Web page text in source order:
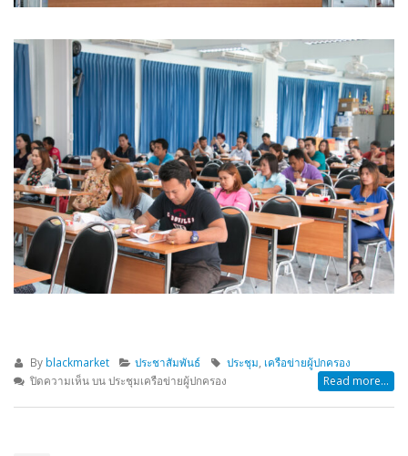
By blackmarket ประชาสัมพันธ์ ประชุม เครือข่ายผู้ปกครอง
ปิดความเห็นบน ประชุมเครือข่ายผู้ปกครอง Read more...